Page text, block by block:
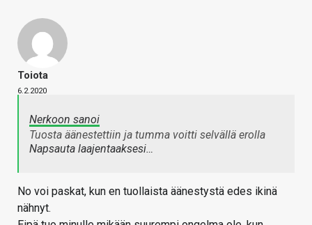
Toiota
6.2.2020
Nerkoon sanoi
Tuosta äänestettiin ja tumma voitti selvällä erolla
Napsauta laajentaaksesi…
No voi paskat, kun en tuollaista äänestystä edes ikinä
nähnyt.